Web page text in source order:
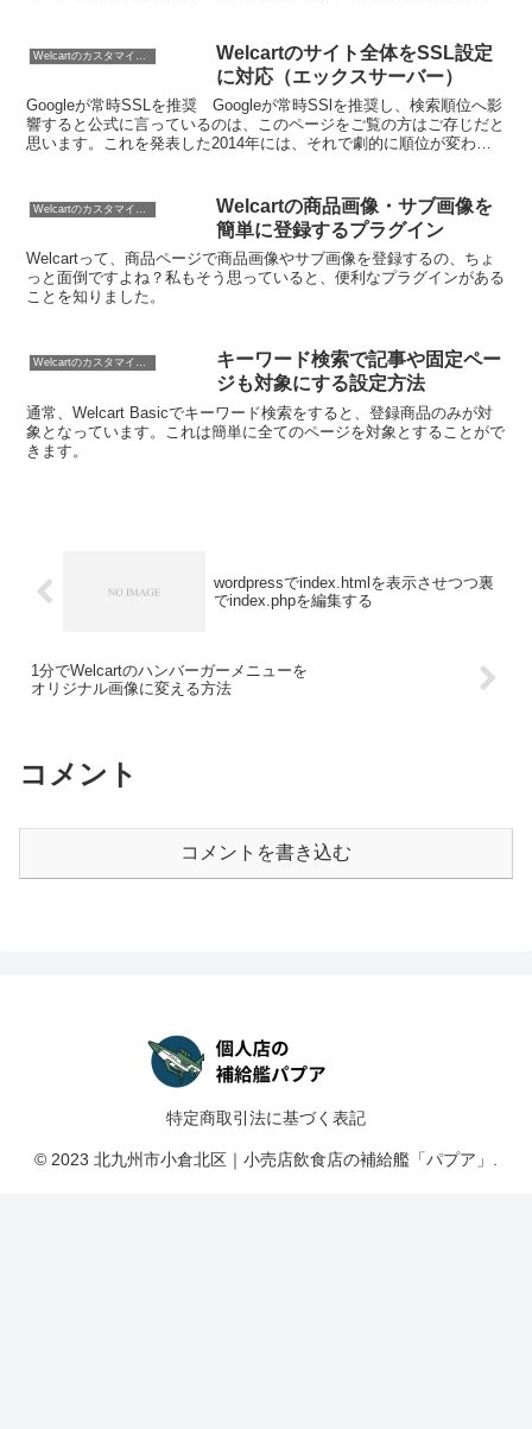
Welcartのサイト全体をSSL設定
に対応（エックスサーバー）
Googleが常時SSLを推奨 Googleが常時SSlを推奨し、検索順位へ影
響すると公式に言っているのは、このページをご覧の方はご存じだと
思います。これを発表した2014年には、それで劇的に順位が変わる
Welcartのカスタマイズ方法
Welcartの商品画像・サブ画像を
簡単に登録するプラグイン
Welcartって、商品ページで商品画像やサブ画像を登録するの、ちょ
っと面倒ですよね？私もそう思っていると、便利なプラグインがある
ことを知りました。
Welcartのカスタマイズ方法
キーワード検索で記事や固定ペー
ジも対象にする設定方法
通常、Welcart Basicでキーワード検索をすると、登録商品のみが対
象となっています。これは簡単に全てのページを対象とすることがで
きます。
wordpressでindex.htmlを表示させつつ裏
でindex.phpを編集する
1分でWelcartのハンバーガーメニューを
オリジナル画像に変える方法
コメント
コメントを書き込む
特定商取引法に基づく表記
© 2023 北九州市小倉北区｜小売店飲食店の補給艦「パプア」.